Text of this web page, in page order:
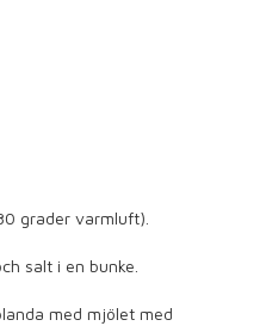
grader varmluft).
salt i en bunke.
med mjölet med